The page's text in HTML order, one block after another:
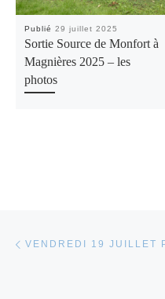
Publié29 juillet 2025
Sortie Source de Monfort à
Magnières 2025 – les
photos